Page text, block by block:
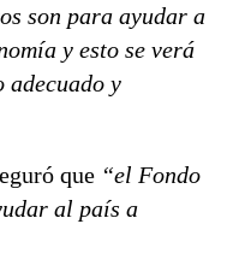
son para ayudar a
y esto se verá
adecuado y
que “el Fondo
al país a